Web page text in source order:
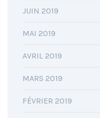
JUIN 2019
MAI 2019
AVRIL 2019
MARS 2019
FÉVRIER 2019